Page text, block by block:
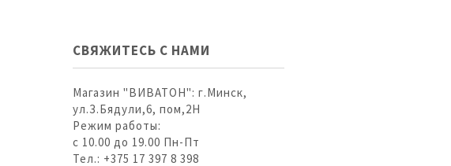
СВЯЖИТЕСЬ С НАМИ
Магазин "ВИВАТОН": г.Минск,
ул.З.Бядули,6, пом,2Н
Режим работы:
с 10.00 до 19.00 Пн-Пт
Тел.: +375 17 397 8 398